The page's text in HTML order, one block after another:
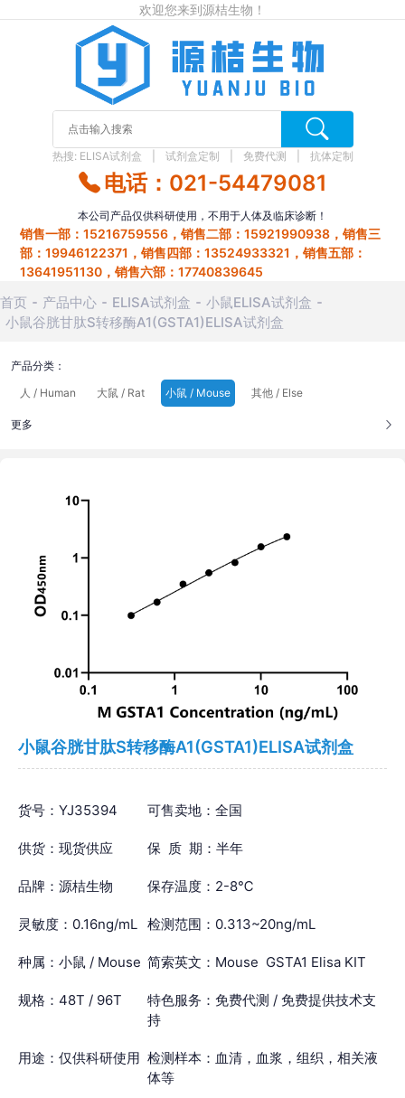
欢迎您来到源桔生物！
热搜: ELISA试剂盒 试剂盒定制 免费代测 抗体定制
电话：021-54479081
本公司产品仅供科研使用，不用于人体及临床诊断！
销售一部：15216759556，销售二部：15921990938，销售三
部：19946122371，销售四部：13524933321，销售五部：
13641951130，销售六部：17740839645
首页 产品中心 ELISA试剂盒
小鼠ELISA试剂盒
小鼠谷胱甘肽S转移酶A1(GSTA1)ELISA试剂盒
产品分类：
人 / Human
大鼠 / Rat 小鼠 / Mouse 其他 / Else
更多
小鼠谷胱甘肽S转移酶A1(GSTA1)ELISA试剂盒
货号：YJ35394 可售卖地：全国
供货：现货供应 保 质 期：半年
品牌：源桔生物 保存温度：2-8℃
灵敏度：0.16ng/mL 检测范围：0.313~20ng/mL
种属：小鼠 / Mouse 简索英文：Mouse GSTA1 Elisa KIT
规格：48T / 96T
特色服务：免费代测 / 免费提供技术支
持
用途：仅供科研使用 检测样本：血清，血浆，组织，相关液
体等